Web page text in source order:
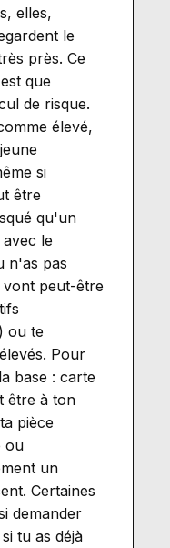
elles,
le
près. Ce
que
de risque.
élevé,
si
être
qu'un
le
n'as pas
vont peut-être
ou te
Pour
base : carte
être à ton
pièce
ou
un
Certaines
demander
tu as déjà